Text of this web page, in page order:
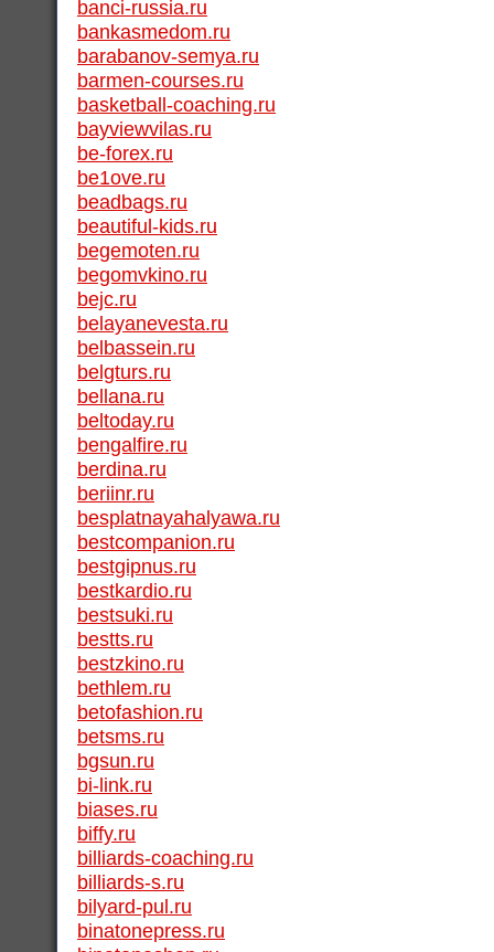
banci-russia.ru
bankasmedom.ru
barabanov-semya.ru
barmen-courses.ru
basketball-coaching.ru
bayviewvilas.ru
be-forex.ru
be1ove.ru
beadbags.ru
beautiful-kids.ru
begemoten.ru
begomvkino.ru
bejc.ru
belayanevesta.ru
belbassein.ru
belgturs.ru
bellana.ru
beltoday.ru
bengalfire.ru
berdina.ru
beriinr.ru
besplatnayahalyawa.ru
bestcompanion.ru
bestgipnus.ru
bestkardio.ru
bestsuki.ru
bestts.ru
bestzkino.ru
bethlem.ru
betofashion.ru
betsms.ru
bgsun.ru
bi-link.ru
biases.ru
biffy.ru
billiards-coaching.ru
billiards-s.ru
bilyard-pul.ru
binatonepress.ru